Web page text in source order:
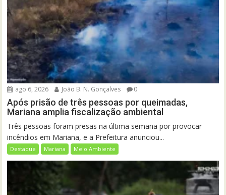
ago 6, 2026 João B. N. Gonçalves 0
Após prisão de três pessoas por queimadas,
Mariana amplia fiscalização ambiental
Três pessoas foram presas na última semana por provocar
incêndios em Mariana, e a Prefeitura anunciou...
Destaque Mariana Meio Ambiente